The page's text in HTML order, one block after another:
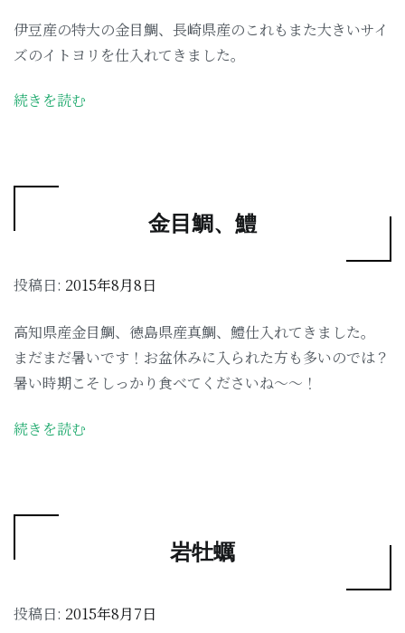
伊豆産の特大の金目鯛、長崎県産のこれもまた大きいサイ
ズのイトヨリを仕入れてきました。
続きを読む
金目鯛、鱧
投稿日: 2015年8月8日
高知県産金目鯛、徳島県産真鯛、鱧仕入れてきました。
まだまだ暑いです！お盆休みに入られた方も多いのでは？
暑い時期こそしっかり食べてくださいね〜〜！
続きを読む
岩牡蠣
投稿日: 2015年8月7日